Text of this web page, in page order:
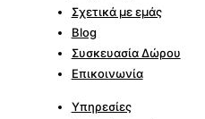
Σχετικά με εμάς
Blog
Συσκευασία Δώρου
Επικοινωνία
Υπηρεσίες